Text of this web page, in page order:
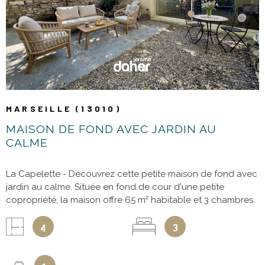
MARSEILLE (13010)
MAISON DE FOND AVEC JARDIN AU
CALME
La Capelette - Découvrez cette petite maison de fond avec
jardin au calme. Située en fond de cour d'une petite
copropriété, la maison offre 65 m² habitable et 3 chambres.
32 m² aménagé et configuré en deux espaces : un salon et
une cuisine salle à manger. L'ensemble est éclairé par un
4 3